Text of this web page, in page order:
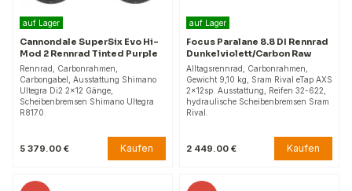
auf Lager
Cannondale SuperSix Evo Hi-
Mod 2 Rennrad Tinted Purple
Rennrad, Carbonrahmen,
Carbongabel, Ausstattung Shimano
Ultegra Di2 2x12 Gänge,
Scheibenbremsen Shimano Ultegra
R8170.
5 379.00 € Kaufen
auf Lager
Focus Paralane 8.8 DI Rennrad
Dunkelviolett/Carbon Raw
Alltagsrennrad, Carbonrahmen,
Gewicht 9,10 kg, Sram Rival eTap AXS
2x12sp. Ausstattung, Reifen 32-622,
hydraulische Scheibenbremsen Sram
Rival.
2 449.00 € Kaufen